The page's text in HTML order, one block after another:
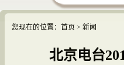
您现在的位置： 首页 > 新闻
北京电台